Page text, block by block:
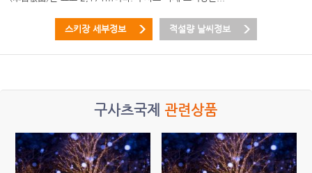
스키장 세부정보 적설량 날씨정보
구사츠국제 관련상품